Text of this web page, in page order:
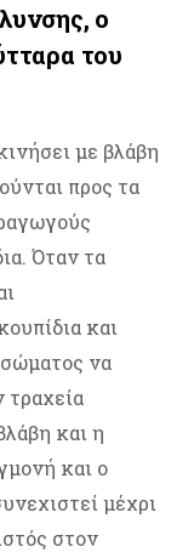
ο
του
με βλάβη
προς τα
Όταν τα
και
να
τραχεία
και η
και ο
μέχρι
στον